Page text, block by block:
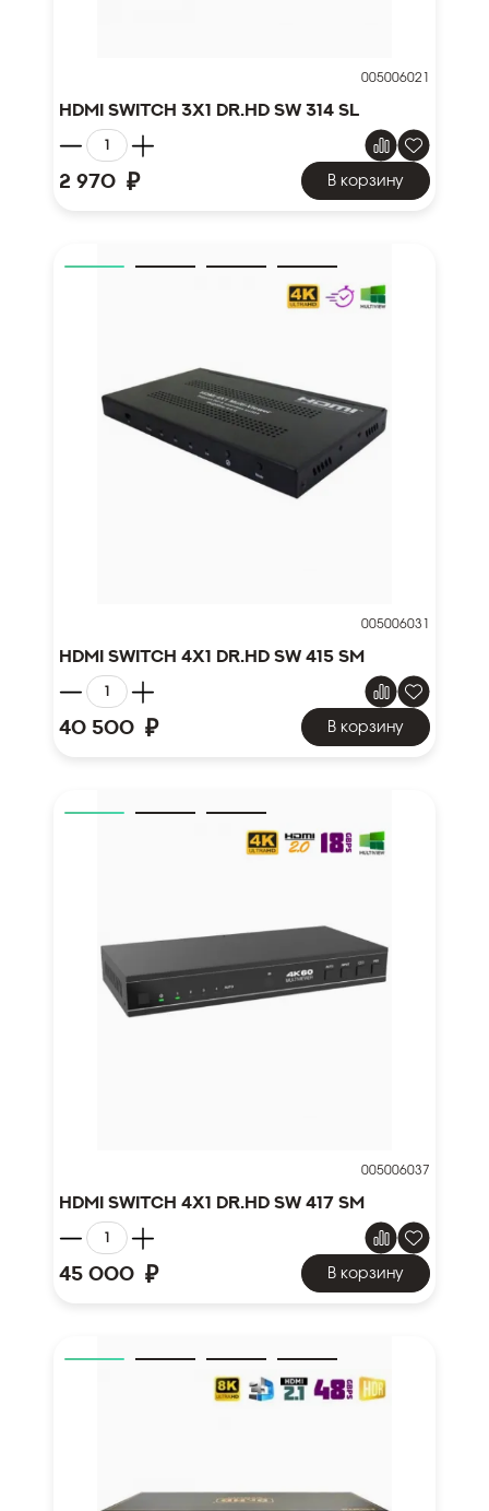
005006021
HDMI Switch 3x1 Dr.HD SW 314 SL
2 970 ₽ В корзину
005006031
HDMI Switch 4x1 Dr.HD SW 415 SM
40 500 ₽ В корзину
005006037
HDMI Switch 4x1 Dr.HD SW 417 SM
45 000 ₽ В корзину